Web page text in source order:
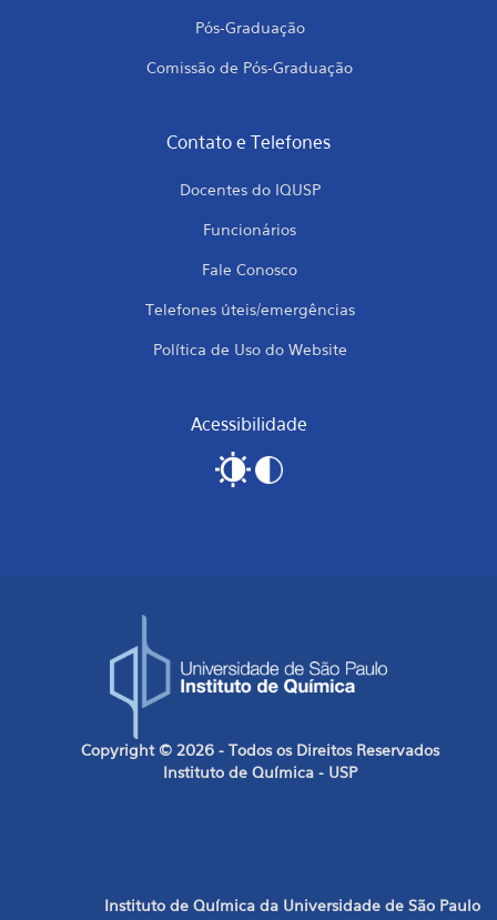
Pós-Graduação
Comissão de Pós-Graduação
Contato e Telefones
Docentes do IQUSP
Funcionários
Fale Conosco
Telefones úteis/emergências
Política de Uso do Website
Acessibilidade
Copyright © 2026 - Todos os Direitos Reservados
Instituto de Química - USP
Instituto de Química da Universidade de São Paulo